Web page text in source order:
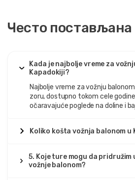
Често
Kada je najbolje vreme za
Kapadokiji?
Najbolje vreme za vožnju
zoru, dostupno tokom cele
očaravajuće poglede na doline i
Koliko košta vožnja balonom u
5. Koje ture mogu da pridružim
vožnje balonom?